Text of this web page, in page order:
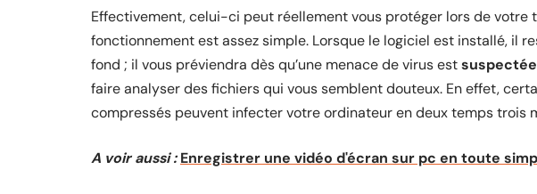
Effectivement, celui-ci peut réellement vous protéger lors de votre
fonctionnement est assez simple. Lorsque le logiciel est installé, il
fond ; il vous préviendra dès qu’une menace de virus estsuspectée
faire analyser des fichiers qui vous semblent douteux. En effet,
compressés peuvent infecter votre ordinateur en deux temps trois
A voir aussi : Enregistrer une vidéo d'écran sur pc en toute